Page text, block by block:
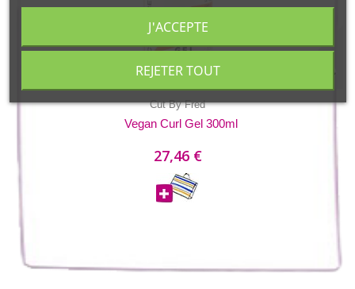
Cut By Fred
Vegan Curl Gel 300ml
27,46 €
REJETER TOUT
J'ACCEPTE